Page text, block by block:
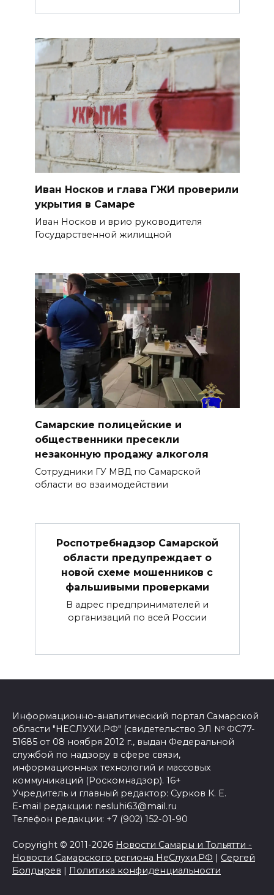
Иван Носков и глава ГЖИ проверили
укрытия в Самаре
Иван Носков и врио руководителя
Государственной жилищной
Самарские полицейские и
общественники пресекли
незаконную продажу алкоголя
Сотрудники ГУ МВД по Самарской
области во взаимодействии
Роспотребнадзор Самарской
области предупреждает о
новой схеме мошенников с
фальшивыми проверками
В адрес предпринимателей и
организаций по всей России
Информационно-аналитический портал Самарской
области "НЕСЛУХИ.РФ" (свидетельство ЭЛ № ФС77-
51685 от 08 ноября 2012 г., выдан Федеральной
службой по надзору в сфере связи,
информационных технологий и массовых
коммуникаций (Роскомнадзор). 16+
Учредитель и главный редактор: Сурков К. Е.
E-mail редакции: nesluhi63@mail.ru
Телефон редакции: +7 (902) 152-01-90
Copyright © 2011-2026 Новости Самары и Тольятти -
Новости Самарского региона НеСлухи.РФ | Сергей
Болдырев | Политика конфиденциальности